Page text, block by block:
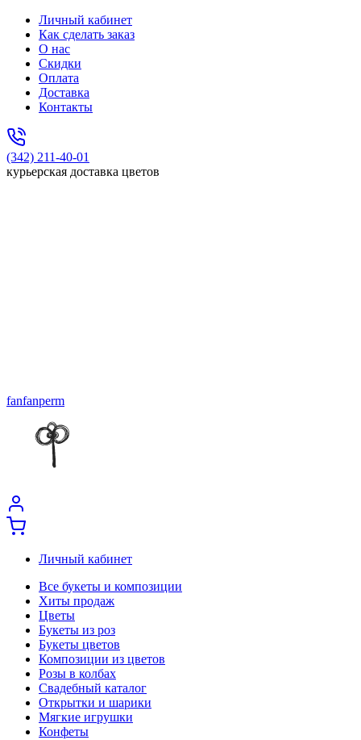
Личный кабинет
Как сделать заказ
О нас
Скидки
Оплата
Доставка
Контакты
(342) 211-40-01
курьерская доставка цветов
fanfanperm
Личный кабинет
Все букеты и композиции
Хиты продаж
Цветы
Букеты из роз
Букеты цветов
Композиции из цветов
Розы в колбах
Свадебный каталог
Открытки и шарики
Мягкие игрушки
Конфеты